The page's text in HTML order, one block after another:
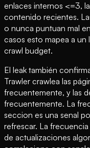
enlaces internos <=3,
contenido recientes.
o nunca puntuan mal
casos esto mapea a
crawl budget.
El leak también
Trawler crawlea las
frecuentemente, y las
frecuentemente. La
seccion es una senal
refrescar. La
de actualizaciones